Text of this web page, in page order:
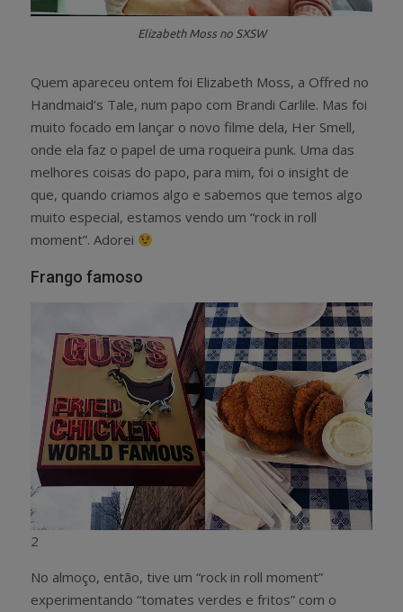
Elizabeth Moss no SXSW
Quem apareceu ontem foi Elizabeth Moss, a Offred no
Handmaid’s Tale, num papo com Brandi Carlile. Mas foi
muito focado em lançar o novo filme dela, Her Smell,
onde ela faz o papel de uma roqueira punk. Uma das
melhores coisas do papo, para mim, foi o insight de
que, quando criamos algo e sabemos que temos algo
muito especial, estamos vendo um “rock in roll
moment”. Adorei
Frango famoso
2
No almoço, então, tive um “rock in roll moment”
experimentando “tomates verdes e fritos” com o